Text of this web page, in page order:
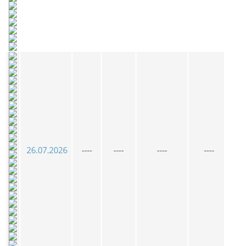
26.07.2026 ---- ---- ---- ----